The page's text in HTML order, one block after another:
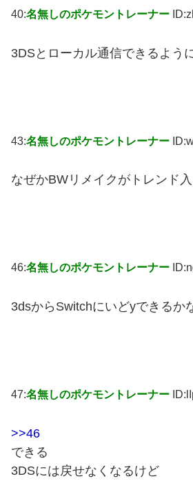
40:名無しのポケモントレーナー
3DSとローカル通信できるよう
43:名無しのポケモントレーナー
なぜかBWリメイクがトレンド入
46:名無しのポケモントレーナー
3dsからSwitchにいどyできるか
47:名無しのポケモントレーナー
>>46
できる
3DSには戻せなくなるけど